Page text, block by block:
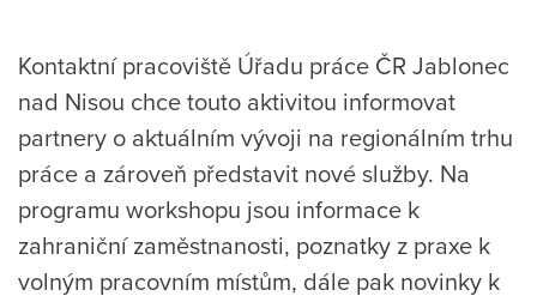
Kontaktní pracoviště Úřadu práce ČR Jablonec
nad Nisou chce touto aktivitou informovat
partnery o aktuálním vývoji na regionálním trhu
práce a zároveň představit nové služby. Na
programu workshopu jsou informace k
zahraniční zaměstnanosti, poznatky z praxe k
volným pracovním místům, dále pak novinky k